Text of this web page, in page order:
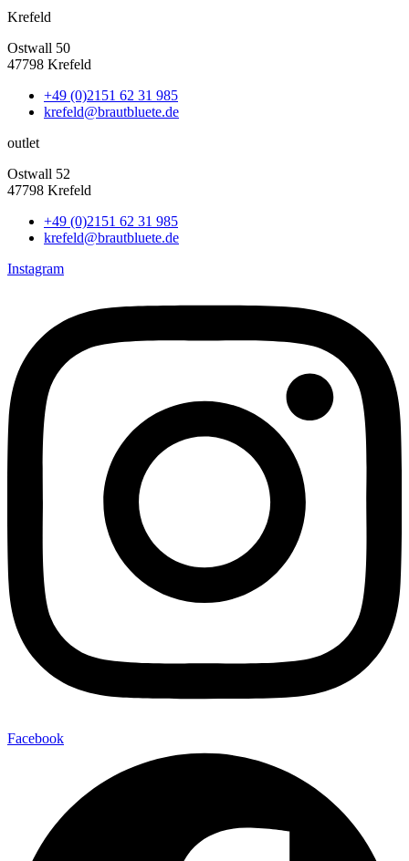
Krefeld
Ostwall 50
47798 Krefeld
+49 (0)2151 62 31 985
krefeld@brautbluete.de
outlet
Ostwall 52
47798 Krefeld
+49 (0)2151 62 31 985
krefeld@brautbluete.de
Instagram
Facebook